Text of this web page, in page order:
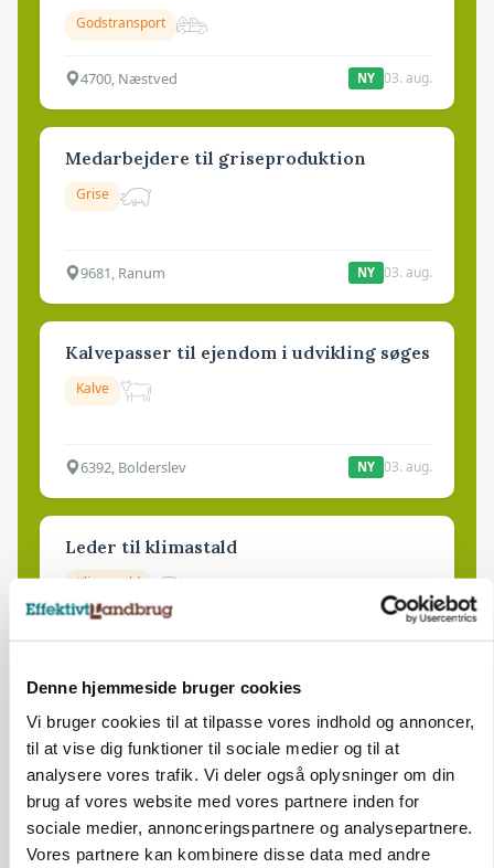
Denne hjemmeside bruger cookies
Vi bruger cookies til at tilpasse vores indhold og annoncer,
til at vise dig funktioner til sociale medier og til at
analysere vores trafik. Vi deler også oplysninger om din
brug af vores website med vores partnere inden for
sociale medier, annonceringspartnere og analysepartnere.
Vores partnere kan kombinere disse data med andre
Godstransport
4700, Næstved NY 03. aug.
Medarbejdere til griseproduktion
Grise
9681, Ranum NY 03. aug.
Kalvepasser til ejendom i udvikling søges
Kalve
6392, Bolderslev NY 03. aug.
Leder til klimastald
Klimastald
Produktionsleder til nyrenoveret
polteopformering
Avl/opformering
9670, Løgstør NY 03. aug.